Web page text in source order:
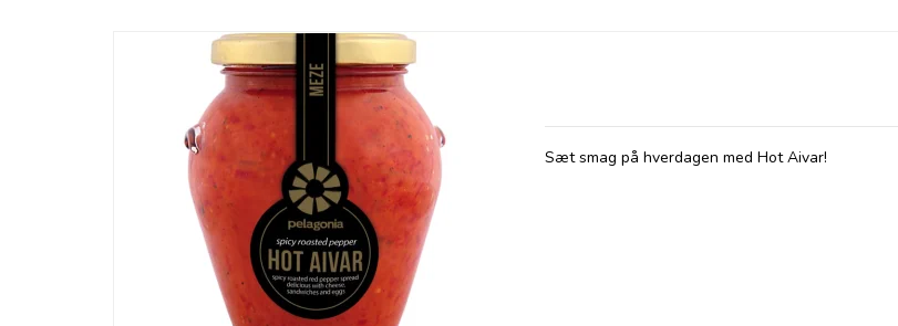
Sæt smag på hverdagen med Hot Aivar!